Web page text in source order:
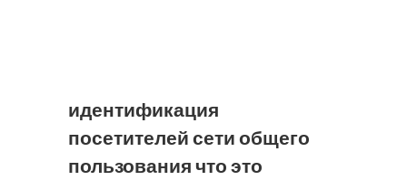
идентификация
посетителей сети общего
пользования что это